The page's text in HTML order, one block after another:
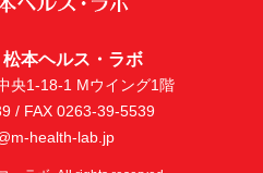
本ヘルス・ラボ
央1-18-1 Mウイング1階
/ FAX 0263-39-5539
health-lab.jp